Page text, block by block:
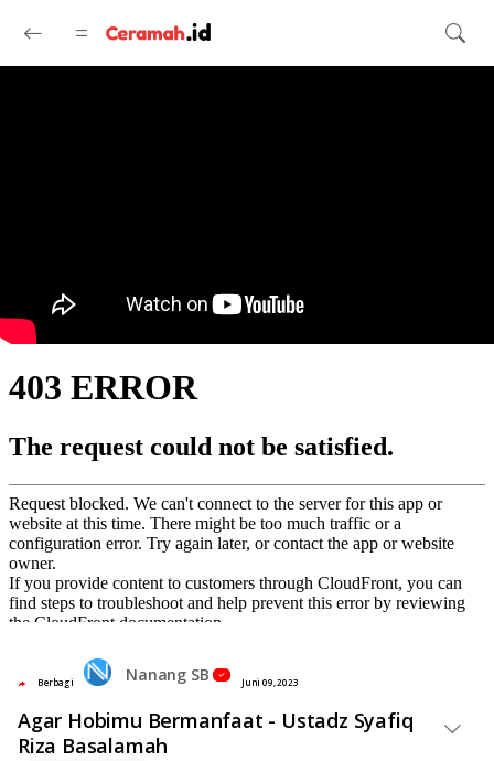
Langsung ke konten utama
Berbagi Nanang SB Juni 09, 2023
Agar Hobimu Bermanfaat - Ustadz Syafiq
Riza Basalamah